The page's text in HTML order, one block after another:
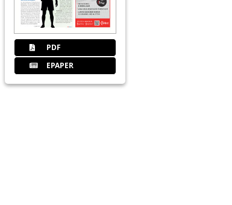
PDF
EPAPER